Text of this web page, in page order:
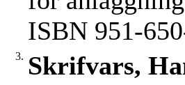
ISBN 951-
3. Skrifvars,